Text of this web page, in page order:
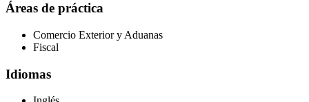
Áreas de práctica
Comercio Exterior y Aduanas
Fiscal
Idiomas